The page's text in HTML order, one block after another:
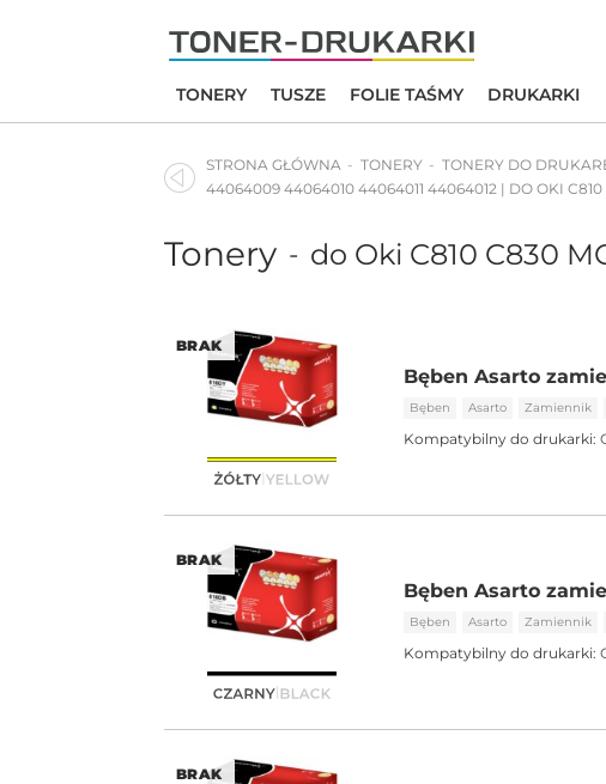
TONERY TUSZE FOLIE TAŚMY DRUKARKI
STRONA GŁÓWNA TONERY
TONERY DO
44064009 44064010 44064011 44064012 | DO OKI
Tonery - do Oki C810 C830
BRAK
Bęben Asarto
Bęben Asarto Zamiennik
Kompatybilny do drukarki:
BRAK
Bęben Asarto
Bęben Asarto Zamiennik
Kompatybilny do drukarki:
BRAK